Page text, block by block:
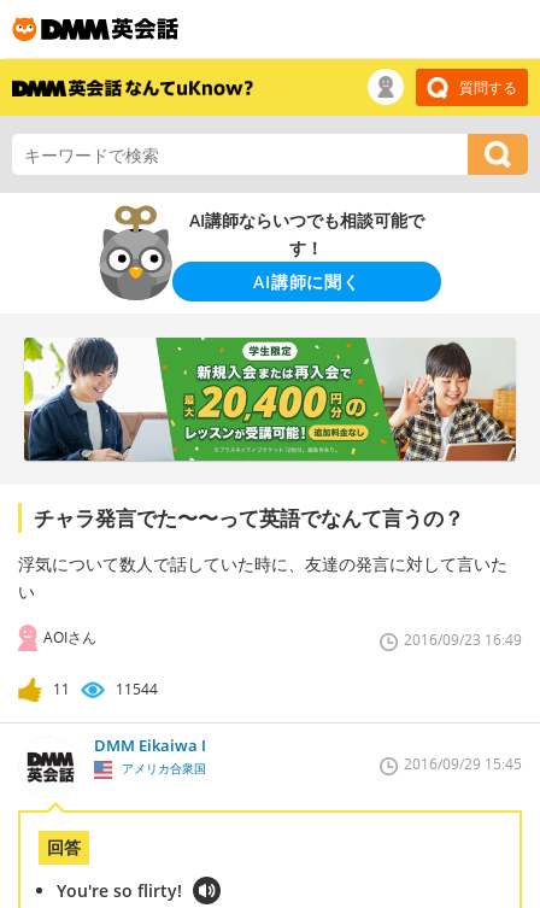
質問する
AI講師ならいつでも相談可能で
す！
AI講師に聞く
チャラ発言でた〜〜って英語でなんて言うの？
浮気について数人で話していた時に、友達の発言に対して言いた
い
AOIさん 2016/09/23 16:49
11 11544
DMM Eikaiwa I
アメリカ合衆国 2016/09/29 15:45
回答
You're so flirty!